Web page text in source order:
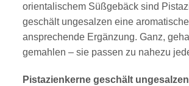
orientalischem Süßgebäck sind
geschält ungesalzen eine
ansprechende Ergänzung. Ganz,
gemahlen – sie passen zu nahezu
Pistazienkerne geschält